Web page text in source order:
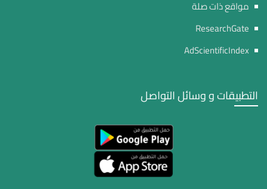
مواقع ذات صلة
ResearchGate
AdScientificIndex
التطبيقات و وسائل التواصل